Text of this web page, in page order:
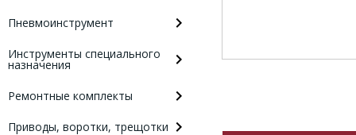
Пневмоинструмент
Инструменты специального
назначения
Ремонтные комплекты
Приводы, воротки, трещотки